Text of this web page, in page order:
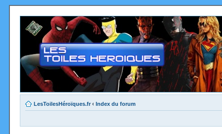
LesToilesHéroïques.fr ‹ Index du forum